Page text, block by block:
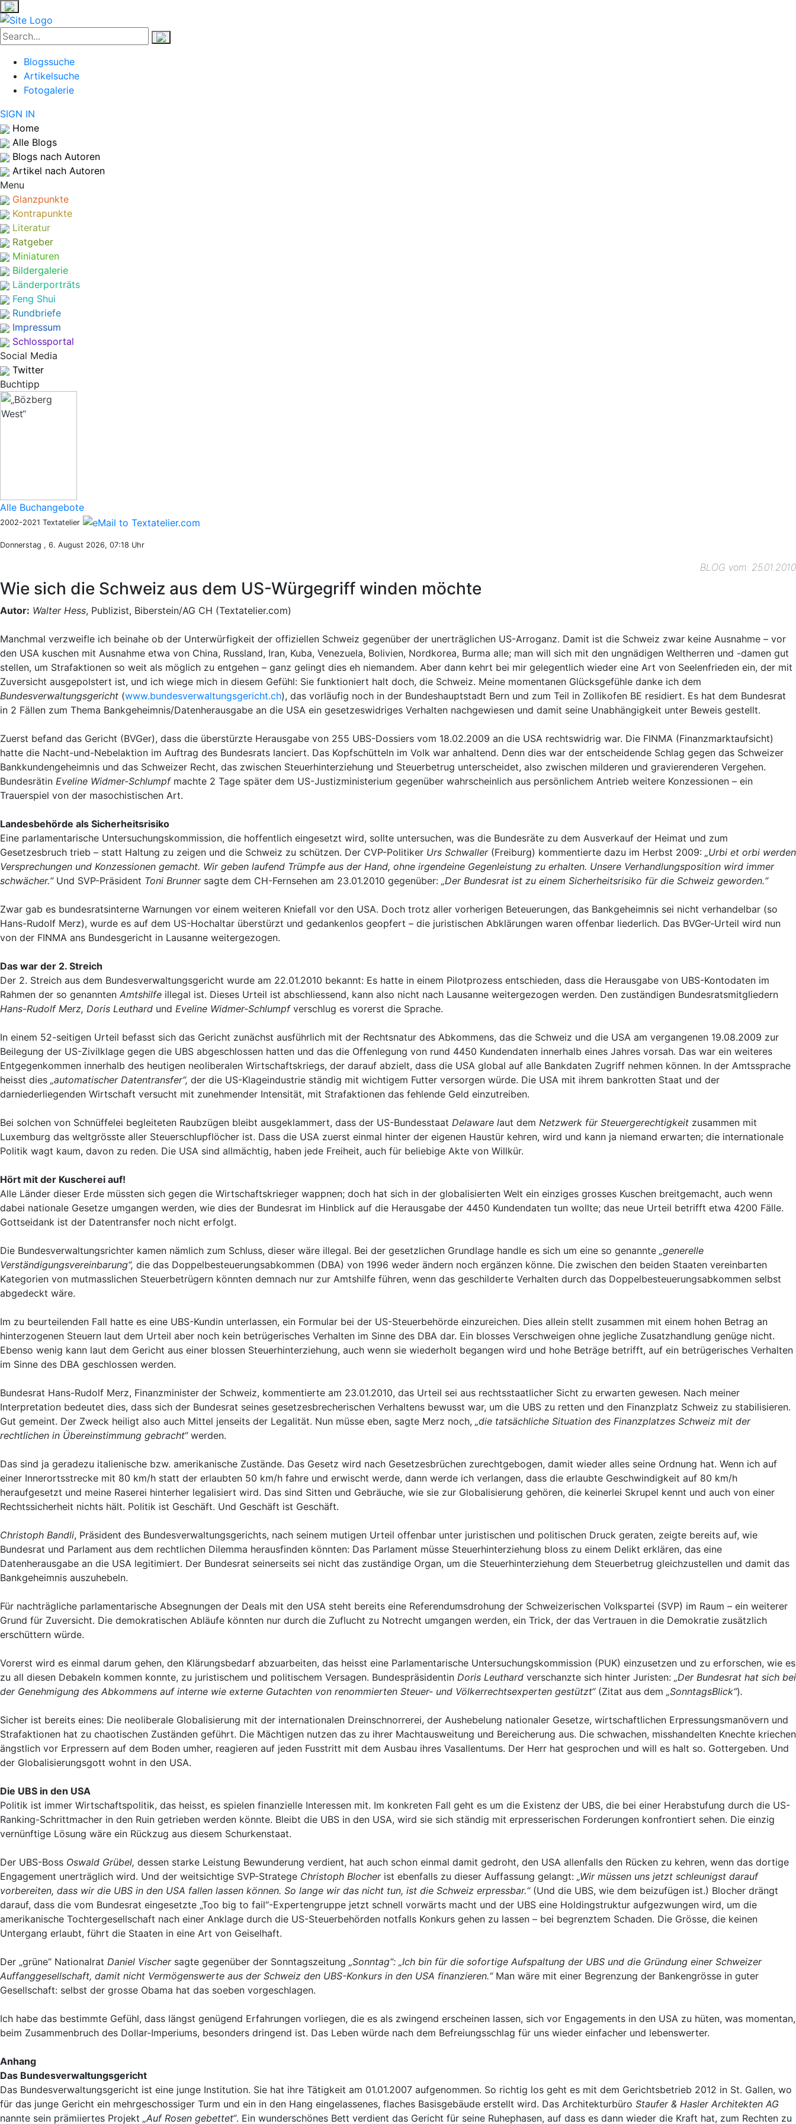
Blogssuche
Artikelsuche
Fotogalerie
SIGN IN
Home
Alle Blogs
Blogs nach Autoren
Artikel nach Autoren
Menu
Glanzpunkte
Kontrapunkte
Literatur
Ratgeber
Miniaturen
Bildergalerie
Länderporträts
Feng Shui
Rundbriefe
Impressum
Schlossportal
Social Media
Twitter
Buchtipp
Alle Buchangebote
2002-2021 Textatelier
Donnerstag , 6. August 2026, 07:18 Uhr
BLOG vom: 25.01.2010
Wie sich die Schweiz aus dem US-Würgegriff winden möchte
Autor: Walter Hess, Publizist, Biberstein/AG CH (Textatelier.com)
Manchmal verzweifle ich beinahe ob der Unterwürfigkeit der offiziellen Schweiz gegenüber der unerträglichen US-Arroganz. Damit ist die Schweiz zwar keine Ausnahme – vor
den USA kuschen mit Ausnahme etwa von China, Russland, Iran, Kuba, Venezuela, Bolivien, Nordkorea, Burma alle; man will sich mit den ungnädigen Weltherren und -damen gut
stellen, um Strafaktionen so weit als möglich zu entgehen – ganz gelingt dies eh niemandem. Aber dann kehrt bei mir gelegentlich wieder eine Art von Seelenfrieden ein, der mit
Zuversicht ausgepolstert ist, und ich wiege mich in diesem Gefühl: Sie funktioniert halt doch, die Schweiz. Meine momentanen Glücksgefühle danke ich dem
Bundesverwaltungsgericht (www.bundesverwaltungsgericht.ch), das vorläufig noch in der Bundeshauptstadt Bern und zum Teil in Zollikofen BE residiert. Es hat dem Bundesrat
in 2 Fällen zum Thema Bankgeheimnis/Datenherausgabe an die USA ein gesetzeswidriges Verhalten nachgewiesen und damit seine Unabhängigkeit unter Beweis gestellt.
Zuerst befand das Gericht (BVGer), dass die überstürzte Herausgabe von 255 UBS-Dossiers vom 18.02.2009 an die USA rechtswidrig war. Die FINMA (Finanzmarktaufsicht)
hatte die Nacht-und-Nebelaktion im Auftrag des Bundesrats lanciert. Das Kopfschütteln im Volk war anhaltend. Denn dies war der entscheidende Schlag gegen das Schweizer
Bankkundengeheimnis und das Schweizer Recht, das zwischen Steuerhinterziehung und Steuerbetrug unterscheidet, also zwischen milderen und gravierenderen Vergehen.
Bundesrätin Eveline Widmer-Schlumpfmachte 2 Tage später dem US-Justizministerium gegenüber wahrscheinlich aus persönlichem Antrieb weitere Konzessionen – ein
Trauerspiel von der masochistischen Art.
Landesbehörde als Sicherheitsrisiko
Eine parlamentarische Untersuchungskommission, die hoffentlich eingesetzt wird, sollte untersuchen, was die Bundesräte zu dem Ausverkauf der Heimat und zum
Gesetzesbruch trieb – statt Haltung zu zeigen und die Schweiz zu schützen. Der CVP-Politiker Urs Schwaller(Freiburg) kommentierte dazu im Herbst 2009: „Urbi et orbi werden
Versprechungen und Konzessionen gemacht. Wir geben laufend Trümpfe aus der Hand, ohne irgendeine Gegenleistung zu erhalten. Unsere Verhandlungsposition wird immer
schwächer.“Und SVP-Präsident Toni Brunnersagte dem CH-Fernsehen am 23.01.2010 gegenüber: „Der Bundesrat ist zu einem Sicherheitsrisiko für die Schweiz geworden.“
Zwar gab es bundesratsinterne Warnungen vor einem weiteren Kniefall vor den USA. Doch trotz aller vorherigen Beteuerungen, das Bankgeheimnis sei nicht verhandelbar (so
Hans-Rudolf Merz), wurde es auf dem US-Hochaltar überstürzt und gedankenlos geopfert – die juristischen Abklärungen waren offenbar liederlich. Das BVGer-Urteil wird nun
von der FINMA ans Bundesgericht in Lausanne weitergezogen.
Das war der 2. Streich
Der 2. Streich aus dem Bundesverwaltungsgericht wurde am 22.01.2010 bekannt: Es hatte in einem Pilotprozess entschieden, dass die Herausgabe von UBS-Kontodaten im
Rahmen der so genannten Amtshilfe illegal ist. Dieses Urteil ist abschliessend, kann also nicht nach Lausanne weitergezogen werden. Den zuständigen Bundesratsmitgliedern
Hans-Rudolf Merz, Doris Leuthard und Eveline Widmer-Schlumpfverschlug es vorerst die Sprache.
In einem 52-seitigen Urteil befasst sich das Gericht zunächst ausführlich mit der Rechtsnatur des Abkommens, das die Schweiz und die USA am vergangenen 19.08.2009 zur
Beilegung der US-Zivilklage gegen die UBS abgeschlossen hatten und das die Offenlegung von rund 4450 Kundendaten innerhalb eines Jahres vorsah. Das war ein weiteres
Entgegenkommen innerhalb des heutigen neoliberalen Wirtschaftskriegs, der darauf abzielt, dass die USA global auf alle Bankdaten Zugriff nehmen können. In der Amtssprache
heisst dies „automatischer Datentransfer“, der die US-Klageindustrie ständig mit wichtigem Futter versorgen würde. Die USA mit ihrem bankrotten Staat und der
darniederliegenden Wirtschaft versucht mit zunehmender Intensität, mit Strafaktionen das fehlende Geld einzutreiben.
Bei solchen von Schnüffelei begleiteten Raubzügen bleibt ausgeklammert, dass der US-Bundesstaat Delaware laut dem Netzwerk für Steuergerechtigkeit zusammen mit
Luxemburg das weltgrösste aller Steuerschlupflöcher ist. Dass die USA zuerst einmal hinter der eigenen Haustür kehren, wird und kann ja niemand erwarten; die internationale
Politik wagt kaum, davon zu reden. Die USA sind allmächtig, haben jede Freiheit, auch für beliebige Akte von Willkür.
Hört mit der Kuscherei auf!
Alle Länder dieser Erde müssten sich gegen die Wirtschaftskrieger wappnen; doch hat sich in der globalisierten Welt ein einziges grosses Kuschen breitgemacht, auch wenn
dabei nationale Gesetze umgangen werden, wie dies der Bundesrat im Hinblick auf die Herausgabe der 4450 Kundendaten tun wollte; das neue Urteil betrifft etwa 4200 Fälle.
Gottseidank ist der Datentransfer noch nicht erfolgt.
Die Bundesverwaltungsrichter kamen nämlich zum Schluss, dieser wäre illegal. Bei der gesetzlichen Grundlage handle es sich um eine so genannte „generelle
Verständigungsvereinbarung“, die das Doppelbesteuerungsabkommen (DBA) von 1996 weder ändern noch ergänzen könne. Die zwischen den beiden Staaten vereinbarten
Kategorien von mutmasslichen Steuerbetrügern könnten demnach nur zur Amtshilfe führen, wenn das geschilderte Verhalten durch das Doppelbesteuerungsabkommen selbst
abgedeckt wäre.
Im zu beurteilenden Fall hatte es eine UBS-Kundin unterlassen, ein Formular bei der US-Steuerbehörde einzureichen. Dies allein stellt zusammen mit einem hohen Betrag an
hinterzogenen Steuern laut dem Urteil aber noch kein betrügerisches Verhalten im Sinne des DBA dar. Ein blosses Verschweigen ohne jegliche Zusatzhandlung genüge nicht.
Ebenso wenig kann laut dem Gericht aus einer blossen Steuerhinterziehung, auch wenn sie wiederholt begangen wird und hohe Beträge betrifft, auf ein betrügerisches Verhalten
im Sinne des DBA geschlossen werden.
Bundesrat Hans-Rudolf Merz, Finanzminister der Schweiz, kommentierte am 23.01.2010, das Urteil sei aus rechtsstaatlicher Sicht zu erwarten gewesen. Nach meiner
Interpretation bedeutet dies, dass sich der Bundesrat seines gesetzesbrecherischen Verhaltens bewusst war, um die UBS zu retten und den Finanzplatz Schweiz zu stabilisieren.
Gut gemeint. Der Zweck heiligt also auch Mittel jenseits der Legalität. Nun müsse eben, sagte Merz noch, „die tatsächliche Situation des Finanzplatzes Schweiz mit der
rechtlichen in Übereinstimmung gebracht“werden.
Das sind ja geradezu italienische bzw. amerikanische Zustände. Das Gesetz wird nach Gesetzesbrüchen zurechtgebogen, damit wieder alles seine Ordnung hat. Wenn ich auf
einer Innerortsstrecke mit 80 km/h statt der erlaubten 50 km/h fahre und erwischt werde, dann werde ich verlangen, dass die erlaubte Geschwindigkeit auf 80 km/h
heraufgesetzt und meine Raserei hinterher legalisiert wird. Das sind Sitten und Gebräuche, wie sie zur Globalisierung gehören, die keinerlei Skrupel kennt und auch von einer
Rechtssicherheit nichts hält. Politik ist Geschäft. Und Geschäft ist Geschäft.
Christoph Bandli, Präsident des Bundesverwaltungsgerichts, nach seinem mutigen Urteil offenbar unter juristischen und politischen Druck geraten, zeigte bereits auf, wie
Bundesrat und Parlament aus dem rechtlichen Dilemma herausfinden könnten: Das Parlament müsse Steuerhinterziehung bloss zu einem Delikt erklären, das eine
Datenherausgabe an die USA legitimiert. Der Bundesrat seinerseits sei nicht das zuständige Organ, um die Steuerhinterziehung dem Steuerbetrug gleichzustellen und damit das
Bankgeheimnis auszuhebeln.
Für nachträgliche parlamentarische Absegnungen der Deals mit den USA steht bereits eine Referendumsdrohung der Schweizerischen Volkspartei (SVP) im Raum – ein weiterer
Grund für Zuversicht. Die demokratischen Abläufe könnten nur durch die Zuflucht zu Notrecht umgangen werden, ein Trick, der das Vertrauen in die Demokratie zusätzlich
erschüttern würde.
Vorerst wird es einmal darum gehen, den Klärungsbedarf abzuarbeiten, das heisst eine Parlamentarische Untersuchungskommission (PUK) einzusetzen und zu erforschen, wie es
zu all diesen Debakeln kommen konnte, zu juristischem und politischem Versagen. Bundespräsidentin Doris Leuthard verschanzte sich hinter Juristen: „Der Bundesrat hat sich bei
der Genehmigung des Abkommens auf interne wie externe Gutachten von renommierten Steuer- und Völkerrechtsexperten gestützt“(Zitat aus dem „SonntagsBlick“).
Sicher ist bereits eines: Die neoliberale Globalisierung mit der internationalen Dreinschnorrerei, der Aushebelung nationaler Gesetze, wirtschaftlichen Erpressungsmanövern und
Strafaktionen hat zu chaotischen Zuständen geführt. Die Mächtigen nutzen das zu ihrer Machtausweitung und Bereicherung aus. Die schwachen, misshandelten Knechte kriechen
ängstlich vor Erpressern auf dem Boden umher, reagieren auf jeden Fusstritt mit dem Ausbau ihres Vasallentums. Der Herr hat gesprochen und will es halt so. Gottergeben. Und
der Globalisierungsgott wohnt in den USA.
Die UBS in den USA
Politik ist immer Wirtschaftspolitik, das heisst, es spielen finanzielle Interessen mit. Im konkreten Fall geht es um die Existenz der UBS, die bei einer Herabstufung durch die US-
Ranking-Schrittmacher in den Ruin getrieben werden könnte. Bleibt die UBS in den USA, wird sie sich ständig mit erpresserischen Forderungen konfrontiert sehen. Die einzig
vernünftige Lösung wäre ein Rückzug aus diesem Schurkenstaat.
Der UBS-Boss Oswald Grübel, dessen starke Leistung Bewunderung verdient, hat auch schon einmal damit gedroht, den USA allenfalls den Rücken zu kehren, wenn das dortige
Engagement unerträglich wird. Und der weitsichtige SVP-Stratege Christoph Blocherist ebenfalls zu dieser Auffassung gelangt: „Wir müssen uns jetzt schleunigst darauf
vorbereiten, dass wir die UBS in den USA fallen lassen können. So lange wir das nicht tun, ist die Schweiz erpressbar.“(Und die UBS, wie dem beizufügen ist.) Blocher drängt
darauf, dass die vom Bundesrat eingesetzte „Too big to fail“-Expertengruppe jetzt schnell vorwärts macht und der UBS eine Holdingstruktur aufgezwungen wird, um die
amerikanische Tochtergesellschaft nach einer Anklage durch die US-Steuerbehörden notfalls Konkurs gehen zu lassen – bei begrenztem Schaden. Die Grösse, die keinen
Untergang erlaubt, führt die Staaten in eine Art von Geiselhaft.
Der „grüne“ Nationalrat Daniel Vischersagte gegenüber der Sonntagszeitung „Sonntag“: „Ich bin für die sofortige Aufspaltung der UBS und die Gründung einer Schweizer
Auffanggesellschaft, damit nicht Vermögenswerte aus der Schweiz den UBS-Konkurs in den USA finanzieren.“Man wäre mit einer Begrenzung der Bankengrösse in guter
Gesellschaft: selbst der grosse Obama hat das soeben vorgeschlagen.
Ich habe das bestimmte Gefühl, dass längst genügend Erfahrungen vorliegen, die es als zwingend erscheinen lassen, sich vor Engagements in den USA zu hüten, was momentan,
beim Zusammenbruch des Dollar-Imperiums, besonders dringend ist. Das Leben würde nach dem Befreiungsschlag für uns wieder einfacher und lebenswerter.
Anhang
Das Bundesverwaltungsgericht
Das Bundesverwaltungsgericht ist eine junge Institution. Sie hat ihre Tätigkeit am 01.01.2007 aufgenommen. So richtig los geht es mit dem Gerichtsbetrieb 2012 in St. Gallen, wo
für das junge Gericht ein mehrgeschossiger Turm und ein in den Hang eingelassenes, flaches Basisgebäude erstellt wird. Das Architekturbüro Staufer & Hasler Architekten AG
nannte sein prämiiertes Projekt „Auf Rosen gebettet“. Ein wunderschönes Bett verdient das Gericht für seine Ruhephasen, auf dass es dann wieder die Kraft hat, zum Rechten zu